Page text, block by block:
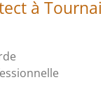
à Tournai